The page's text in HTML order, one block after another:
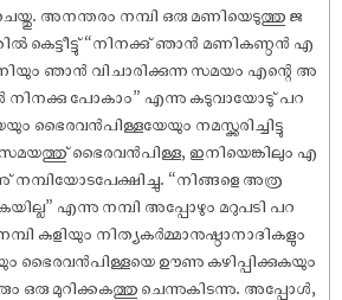
അനന്തരം നമ്പി ഒരു മണിയെടുത്തു ജ
കെട്ടീട്ടു് “നിനക്കു് ഞാൻ മണികണ്ഠൻ എ
ഇനിയും ഞാൻ വിചാരിക്കുന്ന സമയം എന്റെ അ
നിനക്കു പോകാം” എന്നു കടുവായോടു് പറ
ഭൈരവൻപിള്ളയേയും നമസ്ക്കരിച്ചിട്ടു
ഭൈരവൻപിള്ള, ഇനിയെങ്കിലും എ
നമ്പിയോടപേക്ഷിച്ചു. “നിങ്ങളെ അത്ര
എന്നു നമ്പി അപ്പോഴും മറുപടി പറ
കുളിയും നിത്യകർമ്മാനുഷ്ഠാനാദികളും
ഭൈരവൻപിള്ളയെ ഊണു കഴിപ്പിക്കുകയും
ഒരു മുറിക്കകത്തു ചെന്നുകിടന്നു. അപ്പോൾ,